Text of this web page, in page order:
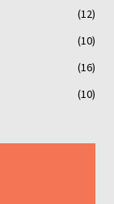
(12)
(10)
(16)
(10)